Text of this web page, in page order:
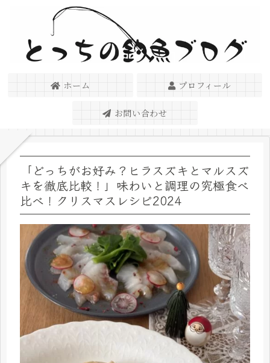
ホーム プロフィール
お問い合わせ
「どっちがお好み？ヒラスズキとマルスズ
キを徹底比較！」味わいと調理の究極食べ
比べ！クリスマスレシピ2024